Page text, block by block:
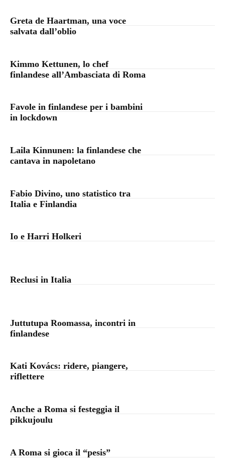
Greta de Haartman, una voce
salvata dall’oblio
Kimmo Kettunen, lo chef
finlandese all’Ambasciata di Roma
Favole in finlandese per i bambini
in lockdown
Laila Kinnunen: la finlandese che
cantava in napoletano
Fabio Divino, uno statistico tra
Italia e Finlandia
Io e Harri Holkeri
Reclusi in Italia
Juttutupa Roomassa, incontri in
finlandese
Kati Kovács: ridere, piangere,
riflettere
Anche a Roma si festeggia il
pikkujoulu
A Roma si gioca il “pesis”